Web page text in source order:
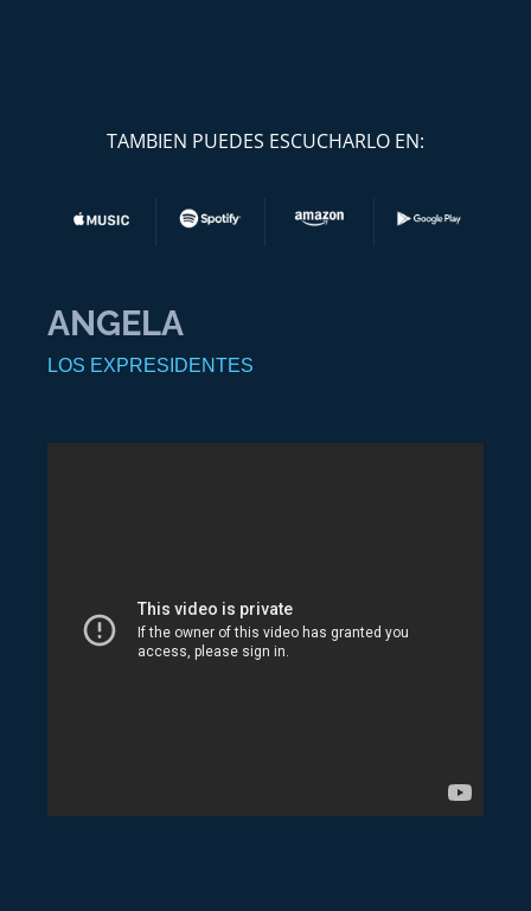
TAMBIEN PUEDES ESCUCHARLO EN:
ANGELA
LOS EXPRESIDENTES